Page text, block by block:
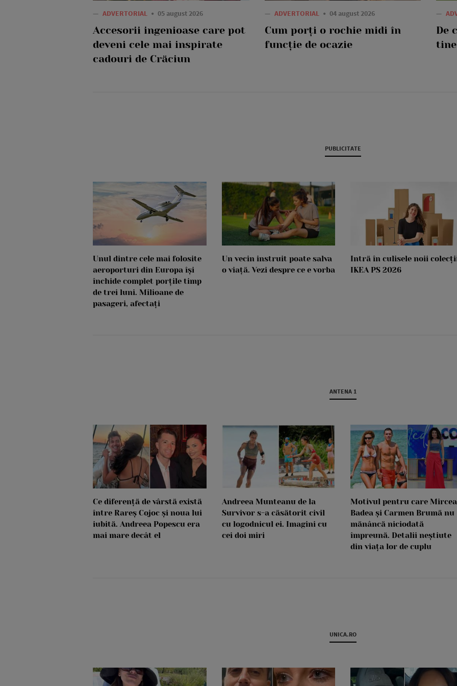
— ADVERTORIAL 05 august 2026
Accesorii ingenioase care pot
deveni cele mai inspirate
cadouri de Crăciun
— ADVERTORIAL 04 august 2026
Cum porți o rochie midi în
funcție de ocazie
—
De
PUBLICITATE
Unul dintre cele mai folosite
aeroporturi din Europa își
închide complet porțile timp
de trei luni. Milioane de
pasageri, afectați
Un vecin instruit poate salva
o viață. Vezi despre ce e vorba
Intră în culisele noii
IKEA PS 2026
ANTENA 1
Ce diferență de vârstă există
între Rareș Cojoc și noua lui
iubită. Andreea Popescu era
mai mare decât el
Andreea Munteanu de la
Survivor s-a căsătorit civil
cu logodnicul ei. Imagini cu
cei doi miri
Motivul pentru care Mircea
Badea și Carmen Brumă nu
mănâncă niciodată
împreună. Detalii neștiute
din viața lor de cuplu
UNICA.RO